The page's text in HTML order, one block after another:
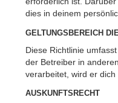
dies in deinem
GELTUNGSBEREICH
Diese Richtlinie
der Betreiber in
verarbeitet, wird er
AUSKUNFTSRECHT